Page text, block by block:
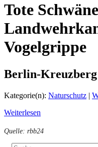
Tote
Vogelgrippe
Berlin-Kreuzberg
Kategorie(n): Naturschutz |
Weiterlesen
Quelle: rbb24